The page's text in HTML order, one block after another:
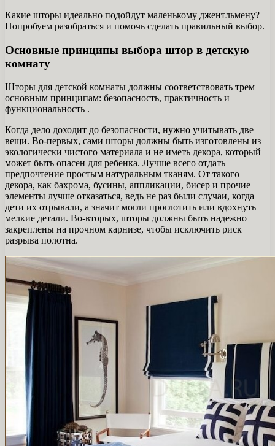
Какие шторы идеально подойдут маленькому джентльмену?
Попробуем разобраться и помочь сделать правильный выбор.
Основные принципы выбора штор в детскую
комнату
Шторы для детской комнаты должны соответствовать трем
основным принципам: безопасность, практичность и
функциональность .
Когда дело доходит до безопасности, нужно учитывать две
вещи. Во-первых, сами шторы должны быть изготовлены из
экологически чистого материала и не иметь декора, который
может быть опасен для ребенка. Лучше всего отдать
предпочтение простым натуральным тканям. От такого
декора, как бахрома, бусины, аппликации, бисер и прочие
элементы лучше отказаться, ведь не раз были случаи, когда
дети их отрывали, а значит могли проглотить или вдохнуть
мелкие детали. Во-вторых, шторы должны быть надежно
закреплены на прочном карнизе, чтобы исключить риск
разрыва полотна.